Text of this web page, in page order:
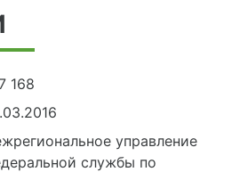
168
управление
службы по